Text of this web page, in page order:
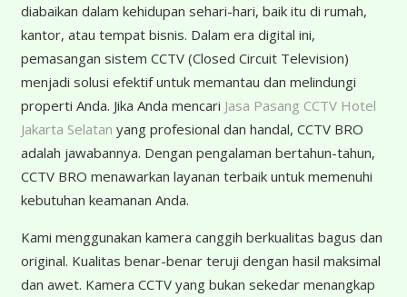
diabaikan dalam kehidupan sehari-hari, baik itu di rumah,
kantor, atau tempat bisnis. Dalam era digital ini,
pemasangan sistem CCTV (Closed Circuit Television)
menjadi solusi efektif untuk memantau dan melindungi
properti Anda. Jika Anda mencari Jasa Pasang CCTV Hotel
Jakarta Selatan yang profesional dan handal, CCTV BRO
adalah jawabannya. Dengan pengalaman bertahun-tahun,
CCTV BRO menawarkan layanan terbaik untuk memenuhi
kebutuhan keamanan Anda.
Kami menggunakan kamera canggih berkualitas bagus dan
original. Kualitas benar-benar teruji dengan hasil maksimal
dan awet. Kamera CCTV yang bukan sekedar menangkap